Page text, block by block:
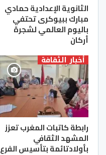
الثانوية الإعدادية حمادي
مبارك ببيوكرى تحتفي
باليوم العالمي لشجرة
أركان
أخبار الثقافة
رابطة كاتبات المغرب تعزز
المشهد الثقافي
بأولادتائمة بتأسيس الفرع